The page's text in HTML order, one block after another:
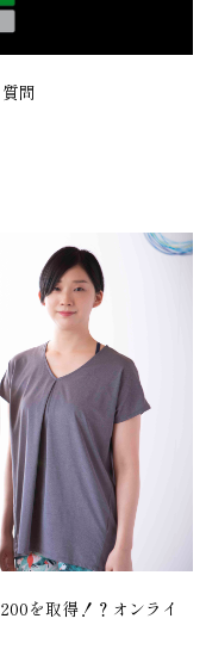
問
を取得！？オンライ